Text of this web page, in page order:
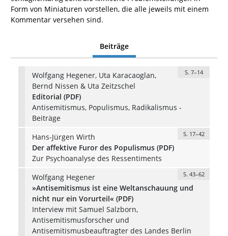
Form von Miniaturen vorstellen, die alle jeweils mit einem
Kommentar versehen sind.
Beiträge
Wolfgang Hegener, Uta Karacaoglan,
Bernd Nissen & Uta Zeitzschel
S. 7–14
Editorial (PDF)
Antisemitismus, Populismus, Radikalismus -
Beiträge
Hans-Jürgen Wirth
S. 17–42
Der affektive Furor des Populismus (PDF)
Zur Psychoanalyse des Ressentiments
Wolfgang Hegener
S. 43–62
»Antisemitismus ist eine Weltanschauung und
nicht nur ein Vorurteil« (PDF)
Interview mit Samuel Salzborn,
Antisemitismusforscher und
Antisemitismusbeauftragter des Landes Berlin